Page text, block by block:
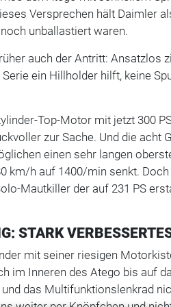
Versprechen hält Daimler
unballastiert waren.
auch der Antritt: Ansatzlos
ein Hillholder hilft, keine
Top-Motor mit jetzt 300
zur Sache. Und die acht
einen sehr langen
km/h auf 1400/min senkt.
Mautkiller der auf 231 PS
STARK
mit seiner riesigen
im Inneren des Atego bis auf
das Multifunktionslenkrad